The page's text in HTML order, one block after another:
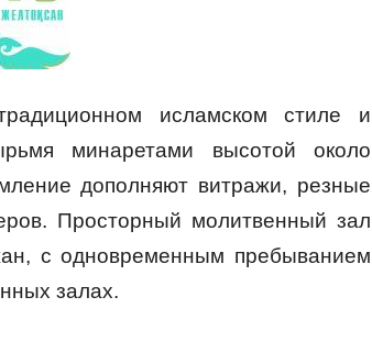
исламском стиле и
минаретами высотой около
дополняют витражи, резные
Просторный молитвенный зал
с одновременным пребыванием
залах.